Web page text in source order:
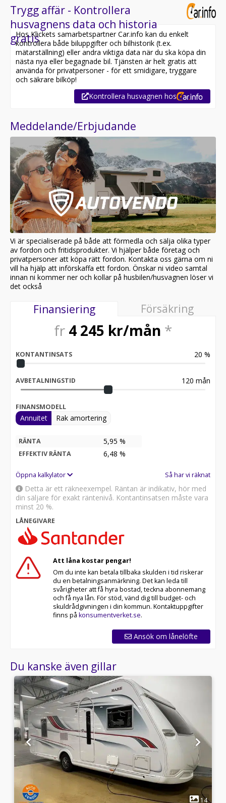
Trygg affär - Kontrollera
husvagnens data och historia
gratis
Hos Klickets samarbetspartner Car.info kan du enkelt
kontrollera både biluppgifter och bilhistorik (t.ex.
mätarställning) eller andra viktiga data när du ska köpa din
nästa nya eller begagnade bil. Tjänsten är helt gratis att
använda för privatpersoner - för ett smidigare, tryggare
och säkrare bilköp!
Kontrollera husvagnen hos
Meddelande/Erbjudande
Vi är specialiserade på både att förmedla och sälja olika typer
av fordon och fritidsprodukter. Vi hjälper både företag och
privatpersoner att köpa rätt fordon. Kontakta oss gärna om ni
vill ha hjälp att införskaffa ett fordon. Önskar ni video samtal
innan ni kommer ner och kollar på husbilen/husvagnen löser vi
det också
Finansiering Försäkring
fr 4 245 kr/mån *
KONTANTINSATS 20 %
AVBETALNINGSTID 120 mån
FINANSMODELL
Annuitet Rak amortering
RÄNTA 5,95 %
EFFEKTIV RÄNTA 6,48 %
Öppna kalkylator Så har vi räknat
Detta är ett räkneexempel. Räntan är indikativ, hör med
din säljare för exakt räntenivå. Kontantinsatsen måste vara
minst 20 %.
LÅNEGIVARE
Att låna kostar pengar!
Om du inte kan betala tillbaka skulden i tid riskerar
du en betalningsanmärkning. Det kan leda till
svårigheter att få hyra bostad, teckna abonnemang
och få nya lån. För stöd, vänd dig till budget- och
skuldrådgivningen i din kommun. Kontaktuppgifter
finns på konsumentverket.se.
Ansök om lånelöfte
Du kanske även gillar
14